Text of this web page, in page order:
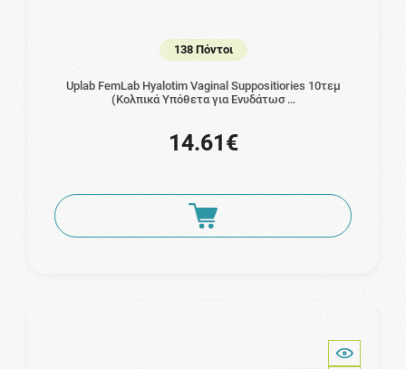
138 Πόντοι
Uplab FemLab Hyalotim Vaginal Suppositiories 10τεμ
(Κολπικά Υπόθετα για Ενυδάτωσ …
14.61€